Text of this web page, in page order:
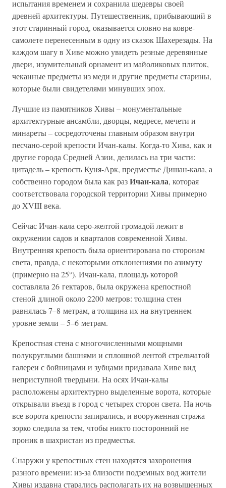
испытания временем и сохранила шедевры своей
древней архитектуры. Путешественник, прибывающий в
этот старинный город, оказывается словно на ковре-
самолете перенесенным в одну из сказок Шахерезады. На
каждом шагу в Хиве можно увидеть резные деревянные
двери, изумительный орнамент из майоликовых плиток,
чеканные предметы из меди и другие предметы старины,
которые были свидетелями минувших эпох.
Лучшие из памятников Хивы – монументальные
архитектурные ансамбли, дворцы, медресе, мечети и
минареты – сосредоточены главным образом внутри
песчано-серой крепости Ичан-калы. Когда-то Хива, как и
другие города Средней Азии, делилась на три части:
цитадель – крепость Куня-Арк, предместье Дишан-кала, а
собственно городом была как разИчан-кала, которая
соответствовала городской территории Хивы примерно
до XVIII века.
Сейчас Ичан-кала серо-желтой громадой лежит в
окружении садов и кварталов современной Хивы.
Внутренняя крепость была ориентирована по сторонам
света, правда, с некоторыми отклонениями по азимуту
(примерно на 25°). Ичан-кала, площадь которой
составляла 26 гектаров, была окружена крепостной
стеной длиной около 2200 метров: толщина стен
равнялась 7–8 метрам, а толщина их на внутреннем
уровне земли – 5–6 метрам.
Крепостная стена с многочисленными мощными
полукруглыми башнями и сплошной лентой стрельчатой
галереи с бойницами и зубцами придавала Хиве вид
неприступной твердыни. На осях Ичан-калы
расположены архитектурно выделенные ворота, которые
открывали въезд в город с четырех сторон света. На ночь
все ворота крепости запирались, и вооруженная стража
зорко следила за тем, чтобы никто посторонний не
проник в шахристан из предместья.
Снаружи у крепостных стен находятся захоронения
разного времени: из-за близости подземных вод жители
Хивы издавна старались располагать их на возвышенных